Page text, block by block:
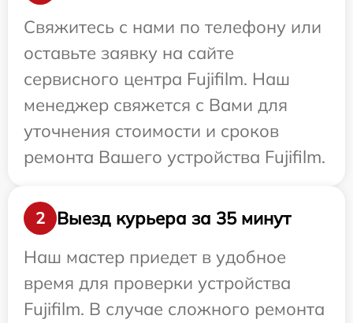
Свяжитесь с нами по телефону или
оставьте заявку на сайте
сервисного центра Fujifilm. Наш
менеджер свяжется с Вами для
уточнения стоимости и сроков
ремонта Вашего устройства Fujifilm.
2
Выезд курьера за 35 минут
Наш мастер приедет в удобное
время для проверки устройства
Fujifilm. В случае сложного ремонта